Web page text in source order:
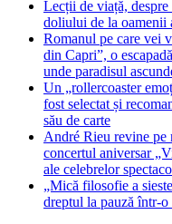
Lecții de viață,
doliului de la oamenii
Romanul pe care vei
din Capri”, o
unde paradisul
Un „rollercoaster
fost selectat și
său de carte
André Rieu revine pe
concertul aniversar
ale celebrelor
„Mică filosofie a
dreptul la pauză într-o